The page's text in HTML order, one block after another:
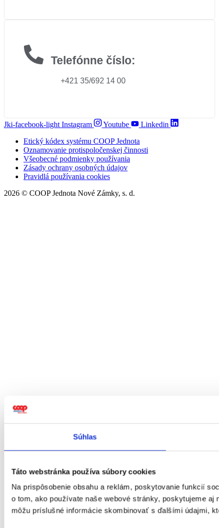
Súhlas
Táto webstránka používa súbory cookies
Na prispôsobenie obsahu a reklám, poskytovanie funkcií
o tom, ako používate naše webové stránky, poskytujeme
môžu príslušné informácie skombinovať s ďalšími údajmi,
Telefónne číslo:
+421 35/692 14 00
Jki-facebook-light Instagram Youtube
Linkedin
Etický kódex systému COOP Jednota
Oznamovanie protispoločenskej činnosti
Všeobecné podmienky používania
Zásady ochrany osobných údajov
Pravidlá používania cookies
2026 © COOP Jednota Nové Zámky, s. d.